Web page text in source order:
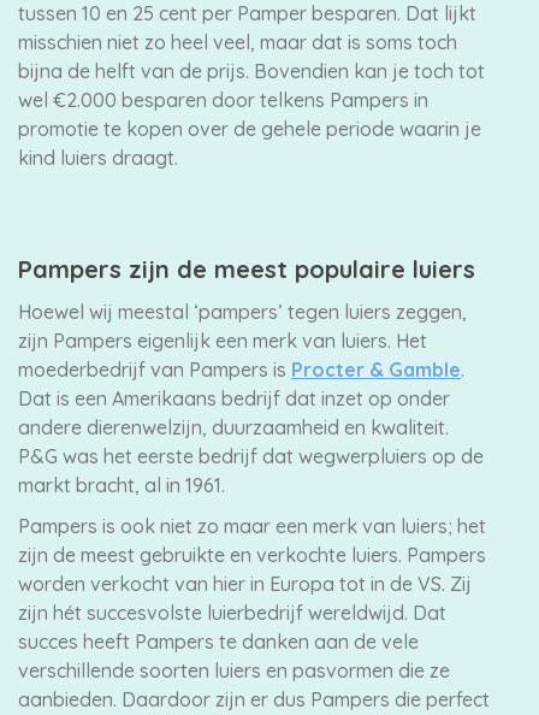
tussen 10 en 25 cent per Pamper besparen. Dat lijkt
misschien niet zo heel veel, maar dat is soms toch
bijna de helft van de prijs. Bovendien kan je toch tot
wel €2.000 besparen door telkens Pampers in
promotie te kopen over de gehele periode waarin je
kind luiers draagt.
Pampers zijn de meest populaire luiers
Hoewel wij meestal ‘pampers’ tegen luiers zeggen,
zijn Pampers eigenlijk een merk van luiers. Het
moederbedrijf van Pampers is Procter & Gamble.
Dat is een Amerikaans bedrijf dat inzet op onder
andere dierenwelzijn, duurzaamheid en kwaliteit.
P&G was het eerste bedrijf dat wegwerpluiers op de
markt bracht, al in 1961.
Pampers is ook niet zo maar een merk van luiers; het
zijn de meest gebruikte en verkochte luiers. Pampers
worden verkocht van hier in Europa tot in de VS. Zij
zijn hét succesvolste luierbedrijf wereldwijd. Dat
succes heeft Pampers te danken aan de vele
verschillende soorten luiers en pasvormen die ze
aanbieden. Daardoor zijn er dus Pampers die perfect